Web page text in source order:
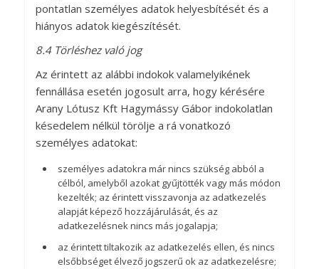
pontatlan személyes adatok helyesbítését és a
hiányos adatok kiegészítését.
8.4 Törléshez való jog
Az érintett az alábbi indokok valamelyikének
fennállása esetén jogosult arra, hogy kérésére
Arany Lótusz Kft Hagymássy Gábor indokolatlan
késedelem nélkül törölje a rá vonatkozó
személyes adatokat:
személyes adatokra már nincs szükség abból a
célból, amelyből azokat gyűjtötték vagy más módon
kezelték; az érintett visszavonja az adatkezelés
alapját képező hozzájárulását, és az
adatkezelésnek nincs más jogalapja;
az érintett tiltakozik az adatkezelés ellen, és nincs
elsőbbséget élvező jogszerű ok az adatkezelésre;